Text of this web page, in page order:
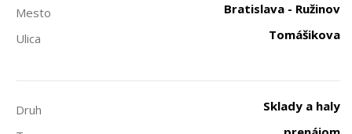
Mesto
Bratislava - Ružinov
Ulica
Tomášikova
Druh
Sklady a haly